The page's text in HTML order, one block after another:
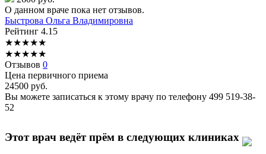
О данном враче пока нет отзывов.
Быстрова Ольга Владимировна
Рейтинг 4.15
★★★★★
★★★★★
Отзывов 0
Цена первичного приема
24500 руб.
Вы можете записаться к этому врачу по телефону 499 519-38-
52
Этот врач ведёт прём в следующих клиниках